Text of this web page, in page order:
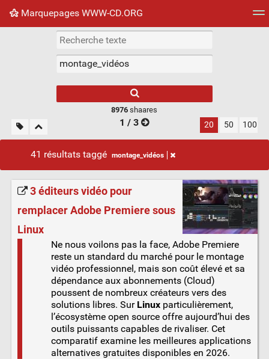
Marquepages WWW-CD.ORG
Nuage de tags Mur d'images
8976 shaares
1 / 3 20 50 100
41 résultats taggé montage_vidéos
3 éditeurs vidéo pour
remplacer Adobe Premiere sous
Linux
Ne nous voilons pas la face, Adobe Premiere
reste un standard du marché pour le montage
vidéo professionnel, mais son coût élevé et sa
dépendance aux abonnements (Cloud)
poussent de nombreux créateurs vers des
solutions libres. Sur Linuxparticulièrement,
l’écosystème open source offre aujourd’hui des
outils puissants capables de rivaliser. Cet
comparatif examine les meilleures applications
alternatives gratuites disponibles en 2026.